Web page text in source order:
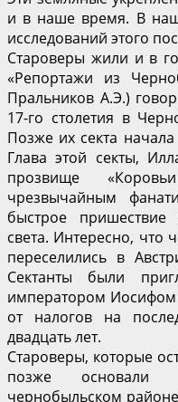
и в наше время. В
исследований этого
Староверы жили и в
«Репортажи из
Пральников А.Э.)
17-го столетия в
Позже их секта
Глава этой секты,
прозвище
чрезвычайным
быстрое
света. Интересно, что
переселились в
Сектанты были
императором Иосифом
от налогов на
двадцать лет.
Староверы, которые
позже основали
чернобыльском